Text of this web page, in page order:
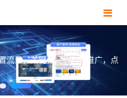
流量，关键词竞价包年推广，点